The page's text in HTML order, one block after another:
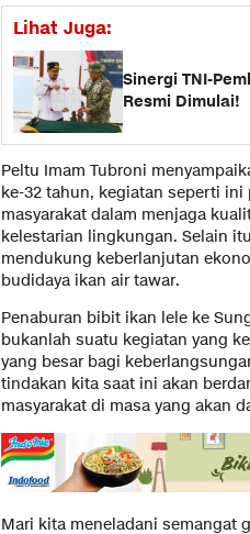
Lihat Juga:
Sinergi TNI-
Resmi Dimulai!
Peltu Imam Tubroni
ke-32 tahun, kegiatan seperti
masyarakat dalam menjaga
kelestarian lingkungan. Selain
mendukung keberlanjutan
budidaya ikan air tawar.
Penaburan bibit ikan lele ke
bukanlah suatu kegiatan yang
yang besar bagi
tindakan kita saat ini akan
masyarakat di masa yang akan
Mari kita meneladani semangat